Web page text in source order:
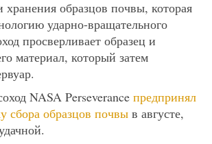
хранения образцов почвы, которая
ударно-вращательного
просверливает образец и
материал, который затем
NASA Perseverance предпринял
сбора образцов почвы в августе,